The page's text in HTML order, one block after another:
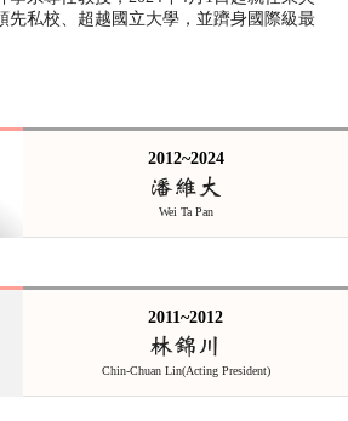
先私校、超越國立大學，並躋身國際級最
2012~2024
潘維大
Wei Ta Pan
2011~2012
林錦川
Chin-Chuan Lin(Acting President)